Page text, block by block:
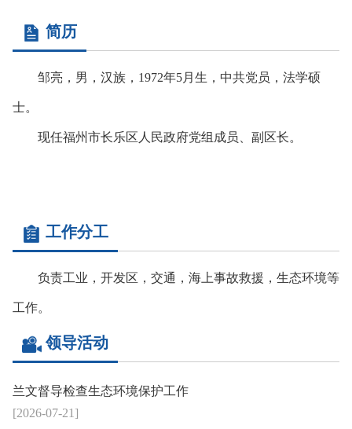
简历
邹亮，男，汉族，1972年5月生，中共党员，法学硕
士。
现任福州市长乐区人民政府党组成员、副区长。
工作分工
负责工业，开发区，交通，海上事故救援，生态环境等
工作。
领导活动
[2026-07-21]
兰文督导检查生态环境保护工作